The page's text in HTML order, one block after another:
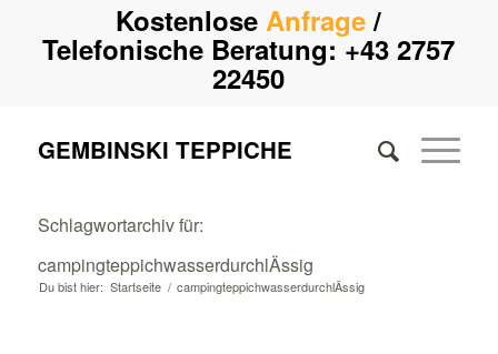
KostenloseAnfrage/
Telefonische Beratung:+43 2757
22450
GEMBINSKI TEPPICHE
Schlagwortarchiv für:
campingteppichwasserdurchlÄssig
Du bist hier: Startseite / campingteppichwasserdurchlÄssig